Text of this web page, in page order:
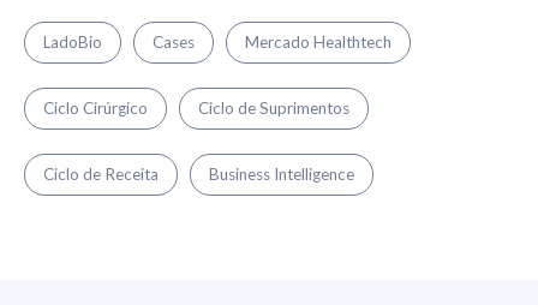
LadoBio Cases Mercado Healthtech
Ciclo Cirúrgico Ciclo de Suprimentos
Ciclo de Receita Business Intelligence